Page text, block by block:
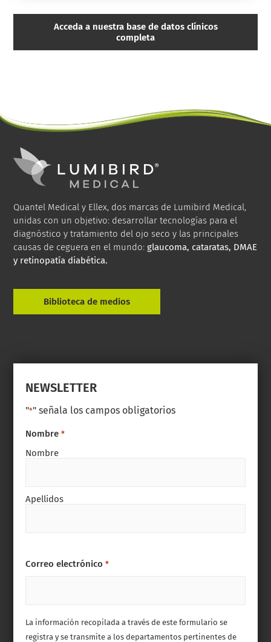
Acceda a nuestra base de datos clínicos
completa
Quantel Medical y Ellex, dos marcas de Lumibird Medical,
unidas con un objetivo: desarrollar tecnologías para el
diagnóstico y tratamiento del ojo seco y las principales
causas de ceguera en el mundo:glaucoma, cataratas, DMAE
y retinopatía diabética.
Biblioteca de medios
NEWSLETTER
"*" señala los campos obligatorios
Nombre *
Nombre
Apellidos
La información recopilada a través de este formulario se
registra y se transmite a los departamentos pertinentes de
Correo electrónico *